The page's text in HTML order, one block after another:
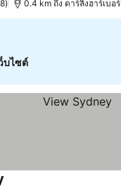
0.4 km ถึง ดาร์ลิงฮาร์เบอร์
บไซต์